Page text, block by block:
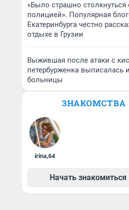
«Было страшно столкнуться
полицией». Популярная
Екатеринбурга честно
отдыхе в Грузии
Выжившая после атаки с
петербурженка выписалась
больницы
ЗНАКОМСТВА
irina,64
Начать знакомиться